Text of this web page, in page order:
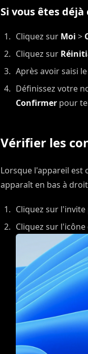
Si vous êtes
Cliquez sur Moi >
Cliquez sur
Après avoir saisi
Définissez votre
Confirmer pour
Vérifier les
Lorsque l'appareil est
apparaît en bas à
Cliquez sur
Cliquez sur